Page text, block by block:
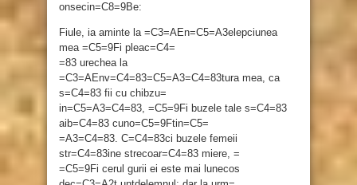
onsecin=C8=9Be:
Fiule, ia aminte la =C3=AEn=C5=A3elepciunea
mea =C5=9Fi pleac=C4=
=83 urechea la
=C3=AEnv=C4=83=C5=A3=C4=83tura mea, ca
s=C4=83 fii cu chibzu=
in=C5=A3=C4=83, =C5=9Fi buzele tale s=C4=83
aib=C4=83 cuno=C5=9Ftin=C5=
=A3=C4=83. C=C4=83ci buzele femeii
str=C4=83ine strecoar=C4=83 miere, =
=C5=9Fi cerul gurii ei este mai lunecos